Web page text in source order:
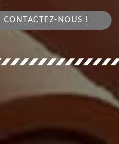
CONTACTEZ-NOUS !